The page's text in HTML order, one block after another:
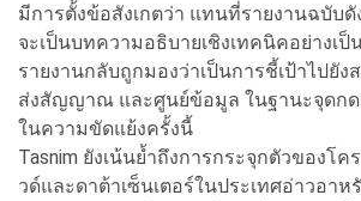
มีการตั้งข้อสังเกตว่า แทนที่รายงานฉบับดั
จะเป็นบทความอธิบายเชิงเทคนิคอย่างเป็
รายงานกลับถูกมองว่าเป็นการชี้เป้าไปยัง
ส่งสัญญาณ และศูนย์ข้อมูล ในฐานะจุดกด
ในความขัดแย้งครั้งนี้
Tasnim ยังเน้นย้ำถึงการกระจุกตัวของโ
วด์และดาต้าเซ็นเตอร์ในประเทศอ่าวอาห